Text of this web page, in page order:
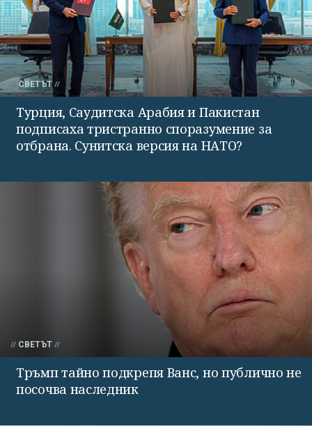
СВЕТЪТ
Турция, Саудитска Арабия и Пакистан
подписаха тристранно споразумение за
отбрана. Сунитска версия на НАТО?
СВЕТЪТ
Тръмп тайно подкрепя Ванс, но публично не
посочва наследник